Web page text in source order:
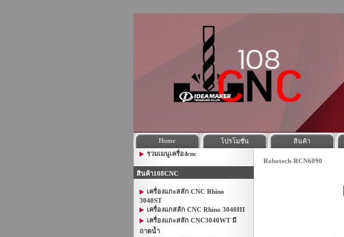
Home โปรโมชั่น สินค้า
รวมเมนูเครื่องcnc
สินค้า108CNC
เครื่องแกะสลัก CNC Rhino
3040ST
เครื่องแกสลัก CNC Rhino 3040HI
เครื่องแกะสลัก CNC3040WT มี
ถาดน้ำ
Robotech-RCN6090